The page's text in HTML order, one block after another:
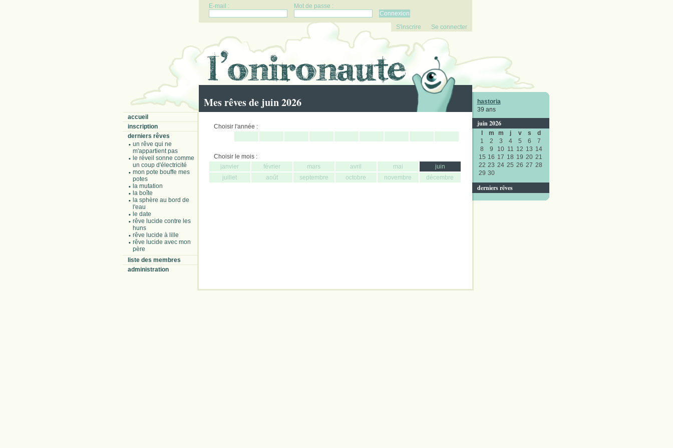
E-mail : Mot de passe :
S'inscrire Se connecter
Mes rêves de juin 2026
accueil
inscription
derniers rêves
un rêve qui ne
m'appartient pas
le réveil sonne comme
un coup d'électricité
mon pote bouffe mes
potes
la mutation
la boîte
la sphère au bord de
l'eau
le date
rêve lucide contre les
huns
rêve lucide à lille
rêve lucide avec mon
père
liste des membres
administration
hastoria
39 ans
juin 2026
m m j v s
d
1
2 3 4 5 6
7
8
9 10 11 12 13 14
15 16 17 18 19 20 21
22 23 24 25 26 27 28
29 30
derniers rêves
Choisir l'année :
Choisir le mois :
janvier
février mars avril mai
juin
juillet
août septembre octobre novembre décembre